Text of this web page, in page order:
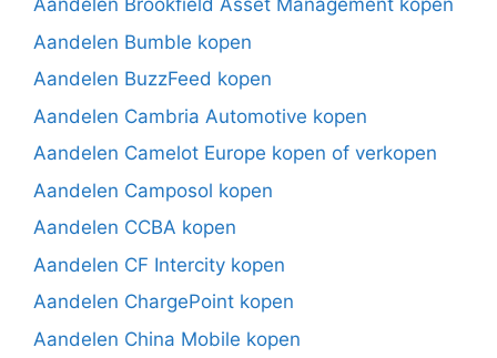
Aandelen Brookfield Asset Management kopen
Aandelen Bumble kopen
Aandelen BuzzFeed kopen
Aandelen Cambria Automotive kopen
Aandelen Camelot Europe kopen of verkopen
Aandelen Camposol kopen
Aandelen CCBA kopen
Aandelen CF Intercity kopen
Aandelen ChargePoint kopen
Aandelen China Mobile kopen